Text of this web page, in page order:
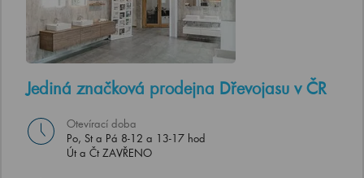
Jediná značková prodejna Dřevojasu v ČR
Otevírací doba
Po, St a Pá 8-12 a 13-17 hod
Út a Čt ZAVŘENO